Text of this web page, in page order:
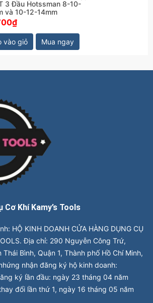
3 Đầu Hotssman 8-10-
và 10-12-14mm
vào giỏ Mua ngay
Cơ Khí Kamy’s Tools
HỘ KINH DOANH CỬA HÀNG DỤNG CỤ
Địa chỉ: 290 Nguyễn Công Trứ,
Bình, Quận 1, Thành phố Hồ Chí Minh,
nhận đăng ký hộ kinh doanh:
ký lần đầu: ngày 23 tháng 04 năm
đổi lần thứ 1, ngày 16 tháng 05 năm